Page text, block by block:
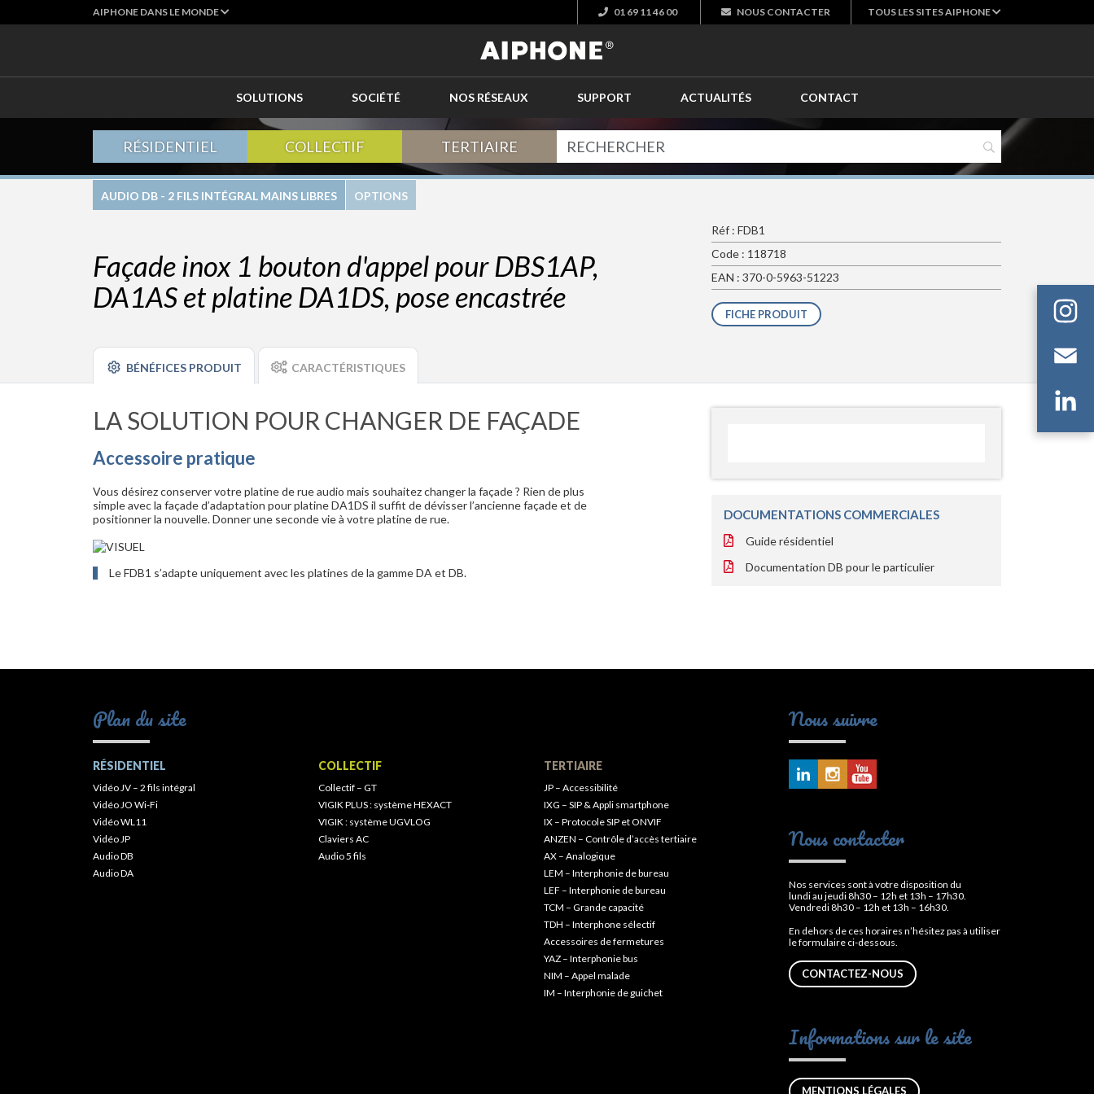
AIPHONE DANS LE MONDE 01 69 11 46 00 NOUS CONTACTER TOUS LES SITES AIPHONE
SOLUTIONS SOCIÉTÉ NOS RÉSEAUX SUPPORT ACTUALITÉS CONTACT
RÉSIDENTIEL COLLECTIF TERTIAIRE
AUDIO DB - 2 FILS INTÉGRAL MAINS LIBRES OPTIONS
Façade inox 1 bouton d'appel pour DBS1AP,
DA1AS et platine DA1DS, pose encastrée
Réf : FDB1
Code : 118718
EAN : 370-0-5963-51223
FICHE PRODUIT
BÉNÉFICES PRODUIT CARACTÉRISTIQUES
LA SOLUTION POUR CHANGER DE FAÇADE
Accessoire pratique
Vous désirez conserver votre platine de rue audio mais souhaitez changer la façade ? Rien de plus
simple avec la façade d’adaptation pour platine DA1DS il suffit de dévisser l’ancienne façade et de
positionner la nouvelle. Donner une seconde vie à votre platine de rue.
Le FDB1 s’adapte uniquement avec les platines de la gamme DA et DB.
DOCUMENTATIONS COMMERCIALES
Guide résidentiel
Documentation DB pour le particulier
Plan du site
RÉSIDENTIEL
Vidéo JV – 2 fils intégral
Vidéo JO Wi-Fi
Vidéo WL11
Vidéo JP
Audio DB
Audio DA
COLLECTIF
Collectif – GT
VIGIK PLUS : système HEXACT
VIGIK : système UGVLOG
Claviers AC
Audio 5 fils
TERTIAIRE
JP – Accessibilité
IXG – SIP & Appli smartphone
IX – Protocole SIP et ONVIF
ANZEN – Contrôle d’accès tertiaire
AX – Analogique
LEM – Interphonie de bureau
LEF – Interphonie de bureau
TCM – Grande capacité
TDH – Interphone sélectif
Accessoires de fermetures
YAZ – Interphonie bus
NIM – Appel malade
IM – Interphonie de guichet
Nous suivre
Nous contacter
Nos services sont à votre disposition du
lundi au jeudi 8h30 – 12h et 13h – 17h30.
Vendredi 8h30 – 12h et 13h – 16h30.
En dehors de ces horaires n’hésitez pas à utiliser
le formulaire ci-dessous.
CONTACTEZ-NOUS
Informations sur le site
MENTIONS LÉGALES